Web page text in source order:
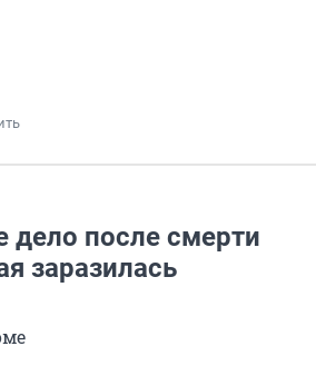
дело после смерти
заразилась